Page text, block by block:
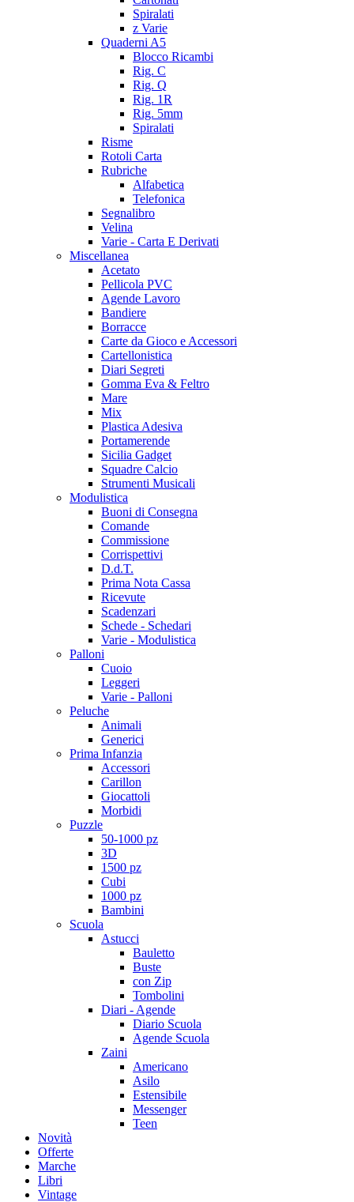
Spiralati
z Varie
Quaderni A5
Blocco Ricambi
Rig. C
Rig. Q
Rig. 1R
Rig. 5mm
Spiralati
Risme
Rotoli Carta
Rubriche
Alfabetica
Telefonica
Segnalibro
Velina
Varie - Carta E Derivati
Miscellanea
Acetato
Pellicola PVC
Agende Lavoro
Bandiere
Borracce
Carte da Gioco e Accessori
Cartellonistica
Diari Segreti
Gomma Eva & Feltro
Mare
Mix
Plastica Adesiva
Portamerende
Sicilia Gadget
Squadre Calcio
Strumenti Musicali
Modulistica
Buoni di Consegna
Comande
Commissione
Corrispettivi
D.d.T.
Prima Nota Cassa
Ricevute
Scadenzari
Schede - Schedari
Varie - Modulistica
Palloni
Cuoio
Leggeri
Varie - Palloni
Peluche
Animali
Generici
Prima Infanzia
Accessori
Carillon
Giocattoli
Morbidi
Puzzle
50-1000 pz
3D
1500 pz
Cubi
1000 pz
Bambini
Scuola
Astucci
Bauletto
Buste
con Zip
Tombolini
Diari - Agende
Diario Scuola
Agende Scuola
Zaini
Americano
Asilo
Estensibile
Messenger
Teen
Novità
Offerte
Marche
Libri
Vintage